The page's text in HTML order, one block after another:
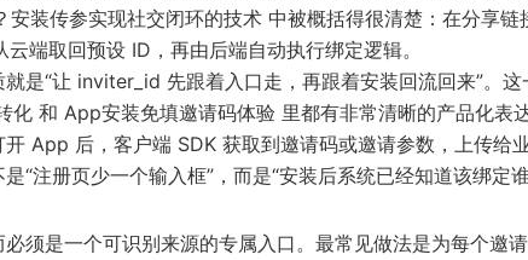
装传参实现社交闭环的技术 中被概括得很清楚：在分享链
端取回预设 ID，再由后端自动执行绑定逻辑。
是“让 inviter_id 先跟着入口走，再跟着安装回流回来”。这
化 和 App安装免填邀请码体验 里都有非常清晰的产品化表
App 后，客户端 SDK 获取到邀请码或邀请参数，上传给
“注册页少一个输入框”，而是“安装后系统已经知道该绑定
须是一个可识别来源的专属入口。最常见做法是为每个邀